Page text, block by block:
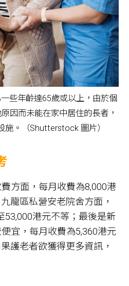
些年齡達65歲或以上，由於個
因而未能在家中居住的長者，
施。（Shutterstock 圖片）
方面，每月收費為8,000港
龍區私營安老院舍方面，
53,000港元不等；最後是新
宜，每月收費為5,360港元
護老者欲獲得更多資訊，